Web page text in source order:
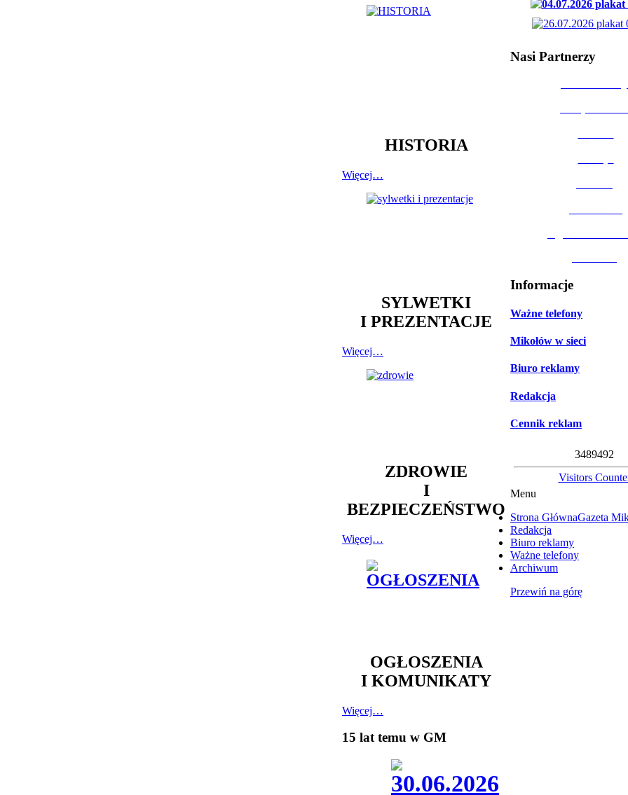
HISTORIA
Więcej…
SYLWETKI
I PREZENTACJE
Więcej…
ZDROWIE
I
BEZPIECZEŃSTWO
Więcej…
OGŁOSZENIA
I KOMUNIKATY
Więcej…
15 lat temu w GM
Nasi Partnerzy
Informacje
Ważne telefony
Mikołów w sieci
Biuro reklamy
Redakcja
Cennik reklam
3489492
Visitors
Menu
Strona GłównaGazeta
Redakcja
Biuro reklamy
Ważne telefony
Archiwum
Przewiń na górę